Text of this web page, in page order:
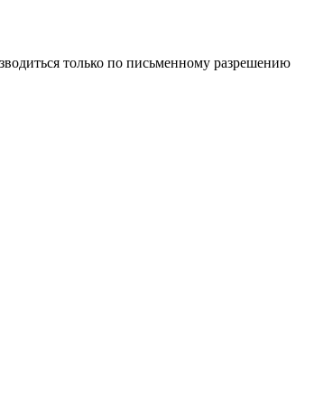
только по письменному разрешению